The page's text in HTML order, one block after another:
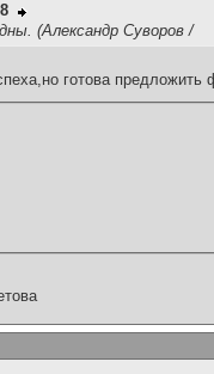
(Александр Суворов /
готова предложить